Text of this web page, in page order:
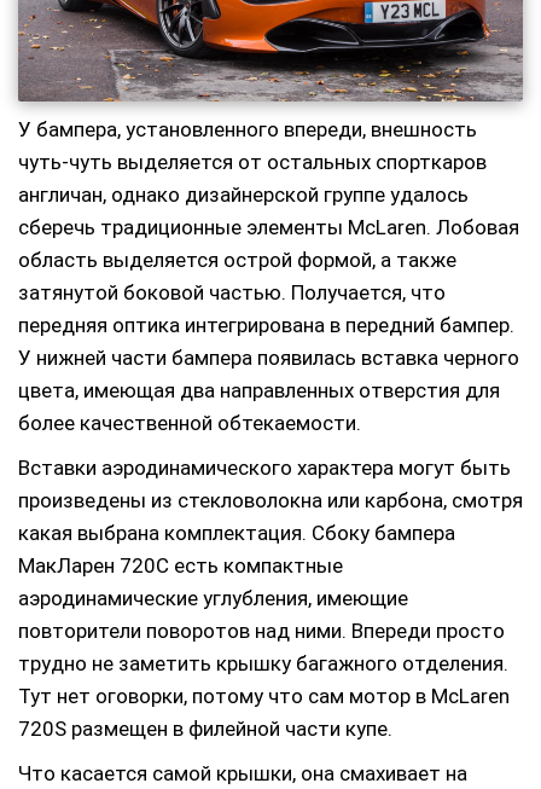
У бампера, установленного впереди, внешность
чуть-чуть выделяется от остальных спорткаров
англичан, однако дизайнерской группе удалось
сберечь традиционные элементы McLaren. Лобовая
область выделяется острой формой, а также
затянутой боковой частью. Получается, что
передняя оптика интегрирована в передний бампер.
У нижней части бампера появилась вставка черного
цвета, имеющая два направленных отверстия для
более качественной обтекаемости.
Вставки аэродинамического характера могут быть
произведены из стекловолокна или карбона, смотря
какая выбрана комплектация. Сбоку бампера
МакЛарен 720С есть компактные
аэродинамические углубления, имеющие
повторители поворотов над ними. Впереди просто
трудно не заметить крышку багажного отделения.
Тут нет оговорки, потому что сам мотор в McLaren
720S размещен в филейной части купе.
Что касается самой крышки, она смахивает на